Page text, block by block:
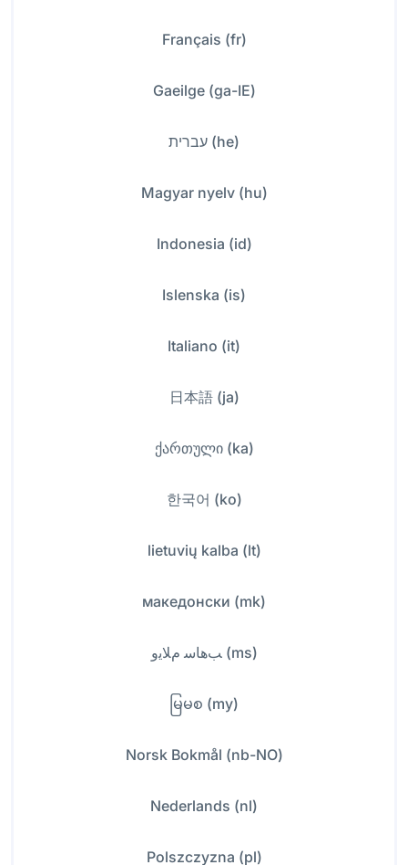
Français (fr)
Gaeilge (ga-IE)
עברית (he)
Magyar nyelv (hu)
Indonesia (id)
Islenska (is)
Italiano (it)
日本語 (ja)
ქართული (ka)
한국어 (ko)
lietuvių kalba (lt)
македонски (mk)
ﺐﻫﺎﺳ ﻡﻼﻳﻭ (ms)
မြမစ (my)
Norsk Bokmål (nb-NO)
Nederlands (nl)
Polszczyzna (pl)